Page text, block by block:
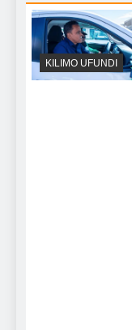
KILIMO UFUNDI